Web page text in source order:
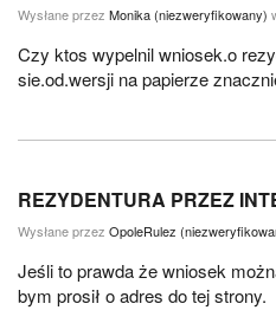
Wysłane przez Monika (niezweryfikowany)
Czy ktos wypelnil wniosek.o
sie.od.wersji na papierze
REZYDENTURA PRZEZ
Wysłane przez OpoleRulez
Jeśli to prawda że wniosek
bym prosił o adres do tej strony.